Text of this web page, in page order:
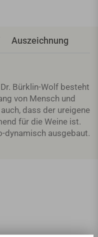
Auszeichnung
Bürklin-Wolf besteht
von Mensch und
dass der ureigene
für die Weine ist.
dynamisch ausgebaut.